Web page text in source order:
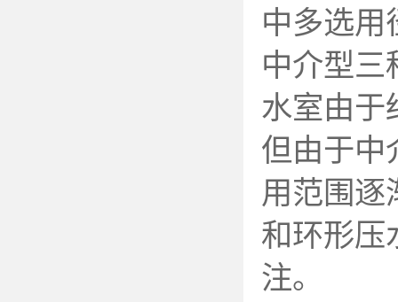
中多选用
中介型三
水室由于
但由于中
用范围逐
和环形压
注。